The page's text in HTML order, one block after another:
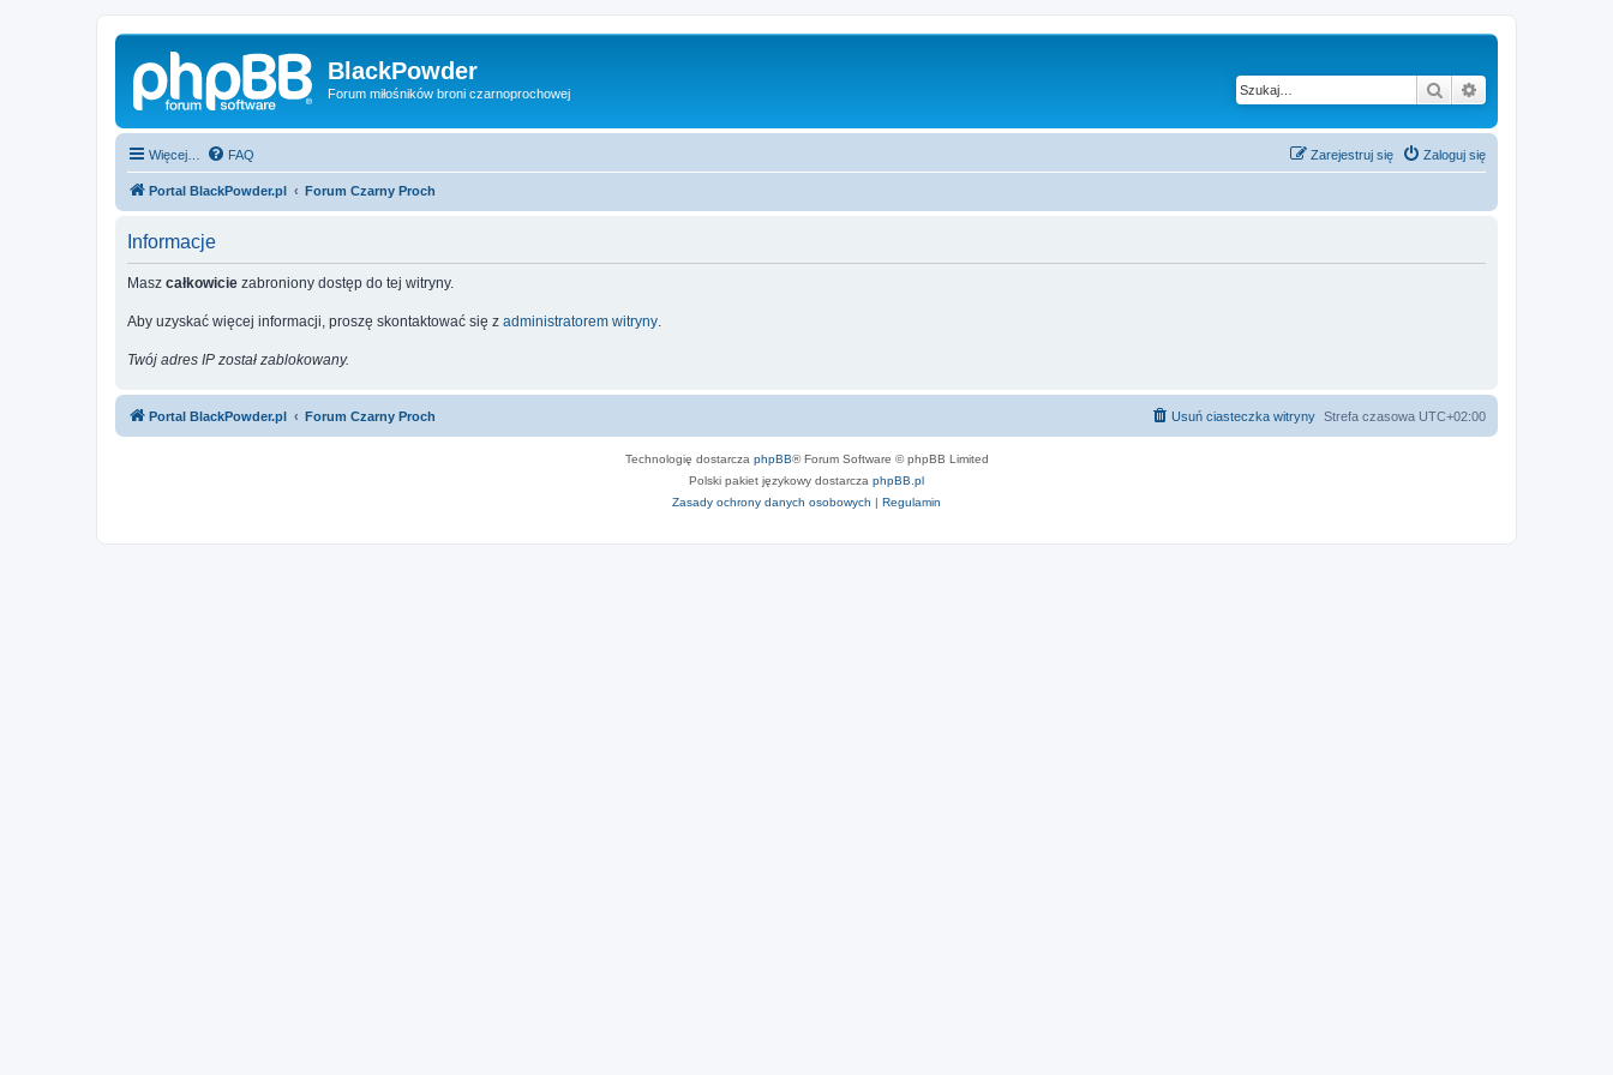
BlackPowder
Forum miłośników broni czarnoprochowej Szukaj
Więcej… FAQ Zaloguj się
Zarejestruj się
Portal BlackPowder.pl Forum Czarny Proch
Informacje
Masz całkowicie zabroniony dostęp do tej witryny.
Aby uzyskać więcej informacji, proszę skontaktować się z administratorem witryny
Twój adres IP został zablokowany.
Portal BlackPowder.pl Forum Czarny Proch Strefa czasowa UTC+02:00
Usuń ciasteczka witryny
Technologię dostarcza phpBB® Forum Software © phpBB Limited
Polski pakiet językowy dostarcza phpBB.pl
Zasady ochrony danych osobowych | Regulamin